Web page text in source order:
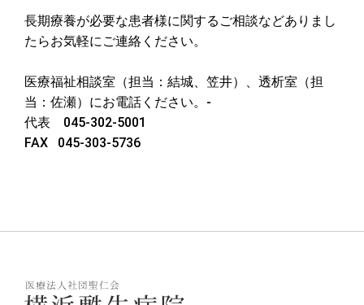
長期療養が必要な患者様に関するご相談などありまし
たらお気軽にご連絡ください。
医療福祉相談室（担当：結城、笠井）、透析室（担
当：佐瀬）にお電話ください。-
代表 045-302-5001
FAX 045-303-5736